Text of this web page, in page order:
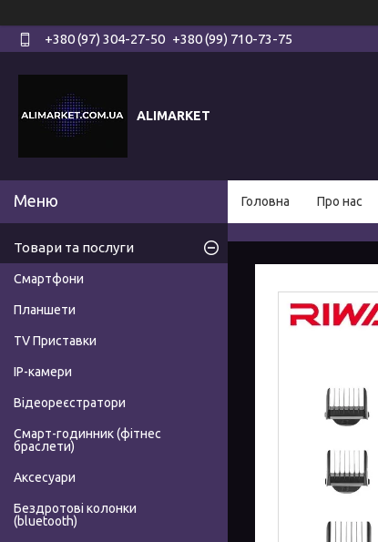
+380 (97) 304-27-50 +380 (99) 710-73-75
ALIMARKET
Головна Про нас
Товари та послуги
Смартфони
Планшети
TV Приставки
IP-камери
Відеореєстратори
Смарт-годинник (фітнес
браслети)
Аксесуари
Бездротові колонки
(bluetooth)